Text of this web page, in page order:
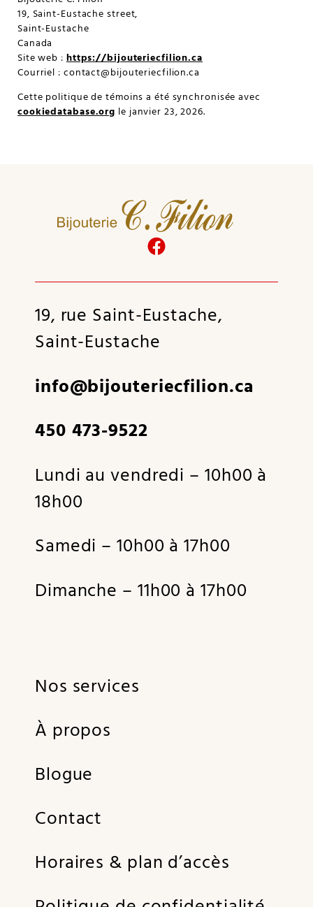
19, Saint-Eustache street,
Saint-Eustache
Canada
Site web :https://bijouteriecfilion.ca
Courriel : contact@bijouteriecfilion.ca
Cette politique de témoins a été synchronisée avec
cookiedatabase.orgle janvier 23, 2026.
19, rue Saint-Eustache,
Saint-Eustache
info@bijouteriecfilion.ca
450 473-9522
Lundi au vendredi – 10h00 à
18h00
Samedi – 10h00 à 17h00
Dimanche – 11h00 à 17h00
Nos services
À propos
Blogue
Contact
Horaires & plan d’accès